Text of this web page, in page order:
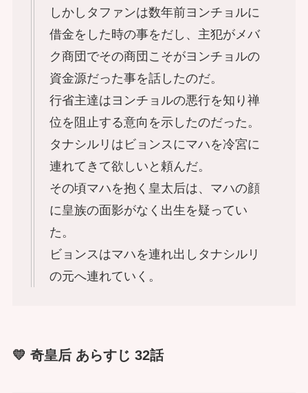
しかしタファンは数年前ヨンチョルに
借金をした時の事をだし、主犯がメバ
ク商団でその商団こそがヨンチョルの
資金源だった事を話したのだ。
行省主達はヨンチョルの悪行を知り禅
位を阻止する意向を示したのだった。
タナシルリはビョンスにマハを冷宮に
連れてきて欲しいと頼んだ。
その頃マハを抱く皇太后は、マハの顔
に皇族の面影がなく出生を疑ってい
た。
ビョンスはマハを連れ出しタナシルリ
の元へ連れていく。
💛 奇皇后 あらすじ 32話